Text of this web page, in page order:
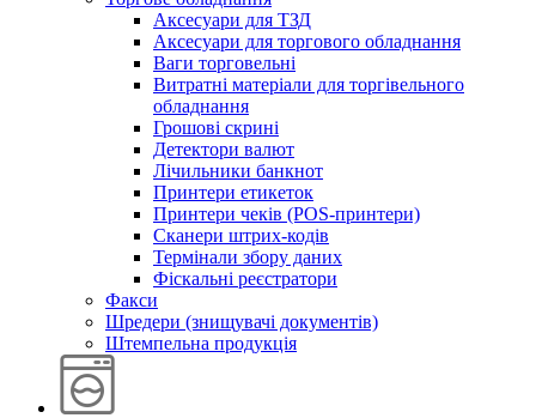
Аксесуари для ТЗД
Аксесуари для торгового обладнання
Ваги торговельні
Витратні матеріали для торгівельного
обладнання
Грошові скрині
Детектори валют
Лічильники банкнот
Принтери етикеток
Принтери чеків (POS-принтери)
Сканери штрих-кодів
Термінали збору даних
Фіскальні реєстратори
Факси
Шредери (знищувачі документів)
Штемпельна продукція